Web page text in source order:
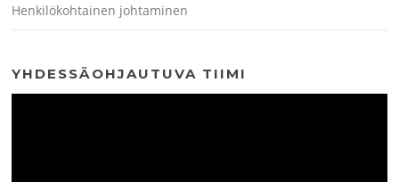
Henkilökohtainen johtaminen
YHDESSÄOHJAUTUVA TIIMI